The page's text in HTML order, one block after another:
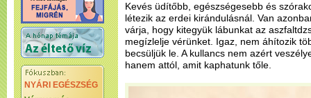
NYÁRI EGÉSZSÉG
Kevés üdítőbb, egészségesebb és
létezik az erdei kirándulásnál. Van
várja, hogy kitegyük lábunkat az
megízlelje vérünket. Igaz, nem áhítozik
becsüljük le. A kullancs nem azért
hanem attól, amit kaphatunk tőle.